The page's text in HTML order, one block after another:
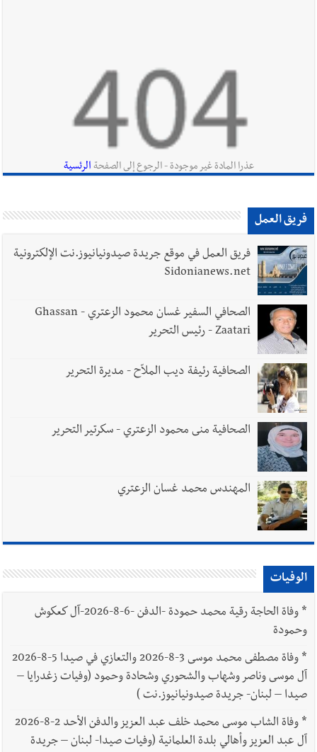
إنفجار مرفأ أم إنفجار دولة؟... كيف نحمي لبنان؟
أخبار لبنان
راتب النائب من 3 آلاف إلى 5 آلاف دولار شهرياً...
فكيف أقرّت الزيادة؟
أخبار لبنان
أخبار لبنان
للمفاوضات ... أيّ نتائج حاسمة؟
العالم العربي
يبقى الشعب الفلسطيني يعيش كل هذا الألم؟ وإلى متى تستمر هذه
المعاناة التي تمزق القلوب والضمائر؟
وإعلام إيراني: الاتّفاق مع عُمان مؤجّل ما دامت التهديدات مستمرّة
عذرا المادة غير موجودة - الرجوع إلى الصفحة الرئسية
فريق العمل
فريق العمل في موقع جريدة صيدونيانيوز.نت الإلكترونية
Sidonianews.net
الصحافي السفير غسان محمود الزعتري - Ghassan
Zaatari - رئيس التحرير
الصحافية رئيفة ديب الملاّح - مديرة التحرير
الصحافية منى محمود الزعتري - سكرتير التحرير
المهندس محمد غسان الزعتري
الوفيات
*
وفاة الحاجة رقية محمد حمودة -الدفن -6-8-2026-آل كعكوش
وحمودة
*
وفاة مصطفى محمد موسى 3-8-2026 والتعازي في صيدا 5-8-2026
آل موسى وناصر وشهاب والشحوري وشحادة وحمود (وفيات زغدرايا –
صيدا – لبنان- جريدة صيدونيانيوز.نت )
*
وفاة الشاب موسى محمد خلف عبد العزيز والدفن الأحد 2-8-2026
آل عبد العزيز وأهالي بلدة العلمانية (وفيات صيدا- لبنان – جريدة